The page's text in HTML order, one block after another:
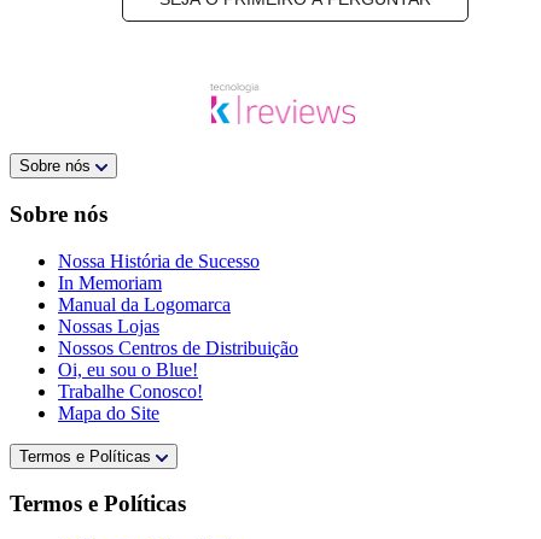
Sobre nós
Sobre nós
Nossa História de Sucesso
In Memoriam
Manual da Logomarca
Nossas Lojas
Nossos Centros de Distribuição
Oi, eu sou o Blue!
Trabalhe Conosco!
Mapa do Site
Termos e Políticas
Termos e Políticas